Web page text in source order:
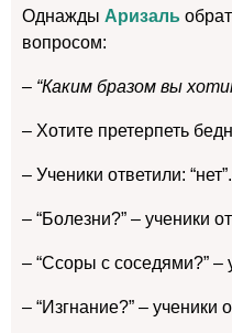
Однажды Аризаль
вопросом:
– “Каким бразом вы
– Хотите претерпеть
– Ученики ответили: “нет”.
– “Болезни?” – ученики
– “Ссоры с соседями?” –
– “Изгнание?” – ученики